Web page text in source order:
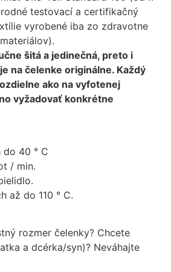
testovací a certifikačný
vyrobené iba zo zdravotne
šitá a jedinečná, preto i
na čelenke originálne. Každý
ako na vyfotenej
vyžadovať konkrétne
40 ° C
/ min.
až do 110 ° C.
rozmer čelenky? Chcete
a dcérka/syn)? Neváhajte